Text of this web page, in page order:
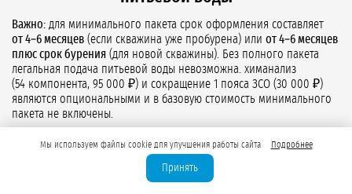
Важно: для минимального пакета срок оформления составляет
от 4–6 месяцев (если скважина уже пробурена) или от 4–6 месяцев
плюс срок бурения (для новой скважины). Без полного пакета
легальная подача питьевой воды невозможна. химанализ
(54 компонента, 95 000 ₽) и сокращение 1 пояса ЗСО (30 000 ₽)
являются опциональными и в базовую стоимость минимального
пакета не включены.
скважины, программа мониторинга, лицензия ВЭ.
Проект зон санитарной охраны (ЗСО):
обоснованием границ. При наличии защищённого горизонта
Мы используем файлы cookie для улучшения работы сайта Подробнее
Принять